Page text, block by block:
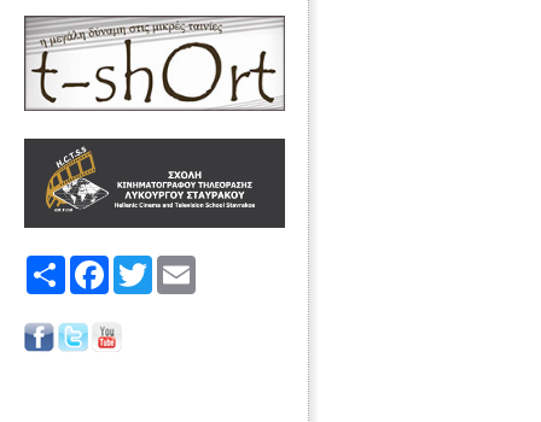
Share FacebookTwitter